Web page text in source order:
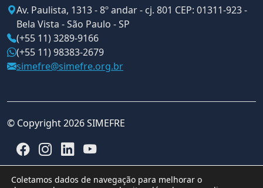
Av. Paulista, 1313 - 8º andar - cj. 801 CEP: 01311-923 -
Bela Vista - São Paulo - SP
(+55 11) 3289-9166
(+55 11) 98383-2679
simefre@simefre.org.br
© Copyright 2026 SIMEFRE
Coletamos dados de navegação para melhorar o